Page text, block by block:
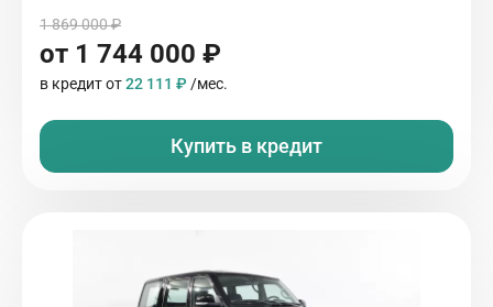
1 869 000 ₽
от 1 744 000 ₽
в кредит от22 111 ₽ /мес.
Купить в кредит